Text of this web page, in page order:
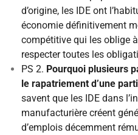
d’origine, les IDE ont
économie définitivement
compétitive qui les oblige
respecter toutes les
PS 2. Pourquoi plusieurs
le rapatriement d’une
savent que les IDE dans
manufacturière créent
d’emplois décemment